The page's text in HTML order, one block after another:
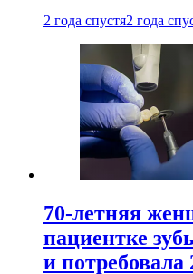
2 года спустя2 года
70-летняя
пациентке
и